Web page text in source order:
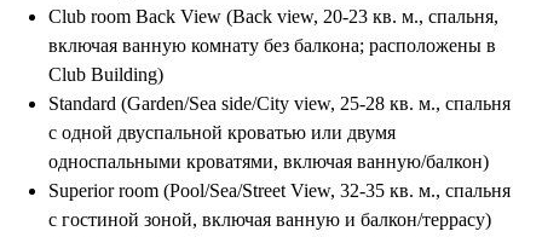
Club room Back View (Back view, 20-23 кв. м., спальня,
включая ванную комнату без балкона; расположены в
Club Building)
Standard (Garden/Sea side/City view, 25-28 кв. м., спальня
с одной двуспальной кроватью или двумя
односпальными кроватями, включая ванную/балкон)
Superior room (Pool/Sea/Street View, 32-35 кв. м., спальня
с гостиной зоной, включая ванную и балкон/террасу)
ПОДПИШИТЕСЬ НА НОВОСТИ
Мы в реестре туроператоров
В031-00161-00/03736762